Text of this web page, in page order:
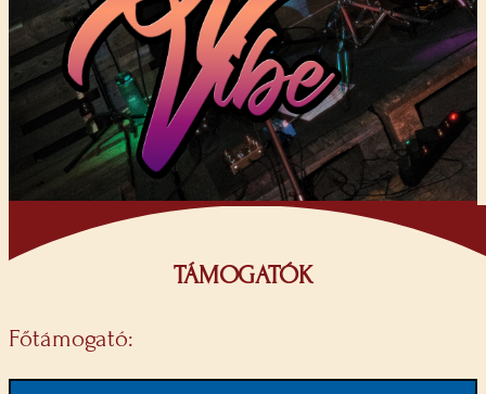
TÁMOGATÓK
Főtámogató: